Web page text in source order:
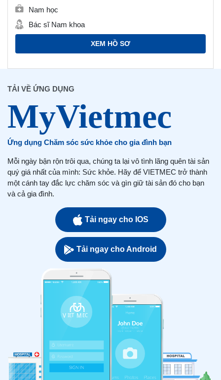
Nam học
Bác sĩ Nam khoa
XEM HỒ SƠ
TẢI VỀ ỨNG DỤNG
Ứng dụng Chăm sóc sức khỏe cho gia đình bạn
Mỗi ngày bận rộn trôi qua, chúng ta lại vô tình lãng quên tài sản
quý giá nhất của mình: Sức khỏe. Hãy để VIETMEC trở thành
một cánh tay đắc lực chăm sóc và gìn giữ tài sản đó cho bạn
và cả gia đình.
Tải ngay cho IOS
Tải ngay cho Android